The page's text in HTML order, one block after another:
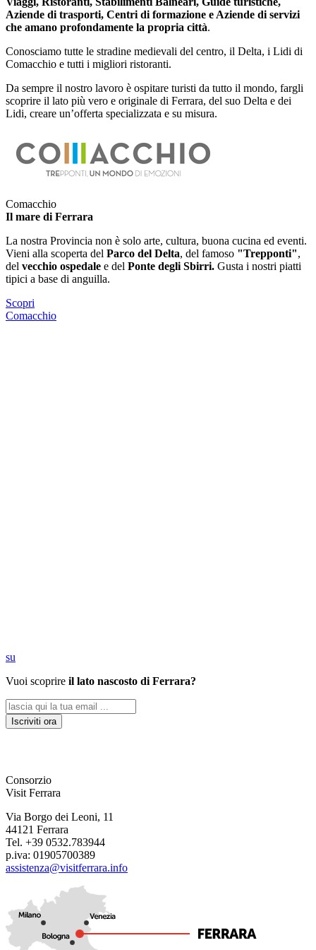
Aziende di trasporti, Centri di formazione e Aziende di servizi
che amano profondamente la propria città.
Conosciamo tutte le stradine medievali del centro, il Delta, i Lidi di
Comacchio e tutti i migliori ristoranti.
Da sempre il nostro lavoro è ospitare turisti da tutto il mondo, fargli
scoprire il lato più vero e originale di Ferrara, del suo Delta e dei
Lidi, creare un’offerta specializzata e su misura.
Comacchio
Il mare di Ferrara
La nostra Provincia non è solo arte, cultura, buona cucina ed eventi.
Vieni alla scoperta del Parco del Delta, del famoso "Trepponti",
del vecchio ospedale e del Ponte degli Sbirri. Gusta i nostri piatti
tipici a base di anguilla.
Scopri
Comacchio
su
Vuoi scoprire il lato nascosto di Ferrara?
Iscriviti ora
Consorzio
Visit Ferrara
Via Borgo dei Leoni, 11
44121 Ferrara
Tel. +39 0532.783944
p.iva: 01905700389
assistenza@visitferrara.info